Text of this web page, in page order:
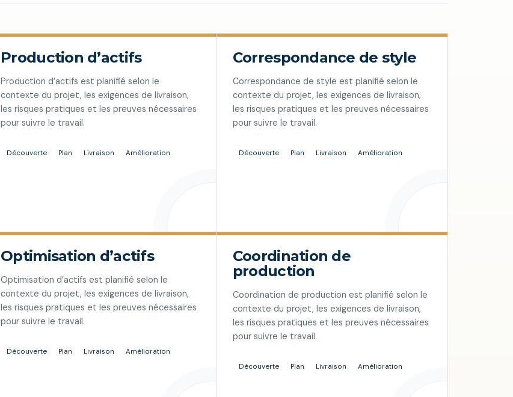
Production d’actifs
Production d’actifs est planifié selon le
contexte du projet, les exigences de livraison,
les risques pratiques et les preuves nécessaires
pour suivre le travail.
Découverte Plan Livraison Amélioration
Correspondance de style
Correspondance de style est planifié selon le
contexte du projet, les exigences de livraison,
les risques pratiques et les preuves nécessaires
pour suivre le travail.
Découverte Plan Livraison Amélioration
Optimisation d’actifs
Optimisation d’actifs est planifié selon le
contexte du projet, les exigences de livraison,
les risques pratiques et les preuves nécessaires
pour suivre le travail.
Découverte Plan Livraison Amélioration
Coordination de
production
Coordination de production est planifié selon le
contexte du projet, les exigences de livraison,
les risques pratiques et les preuves nécessaires
pour suivre le travail.
Découverte Plan Livraison Amélioration